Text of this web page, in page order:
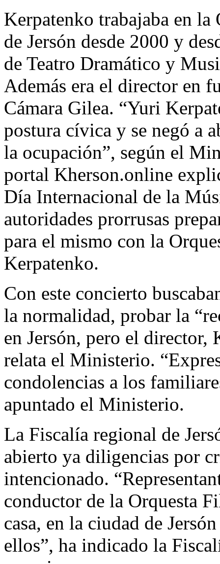
Kerpatenko trabajaba en
de Jersón desde 2000 y
de Teatro Dramático y
Además era el director en
Cámara Gilea. “Yuri
postura cívica y se negó a
la ocupación”, según el
portal Kherson.online
Día Internacional de la
autoridades prorrusas
para el mismo con la
Kerpatenko.
Con este concierto
la normalidad, probar la
en Jersón, pero el director,
relata el Ministerio.
condolencias a los
apuntado el Ministerio.
La Fiscalía regional de
abierto ya diligencias por
intencionado.
conductor de la Orquesta
casa, en la ciudad de
ellos”, ha indicado la